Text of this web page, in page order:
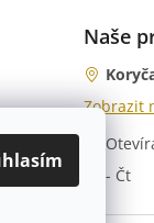
Naše
Zobrazit
Po - Čt